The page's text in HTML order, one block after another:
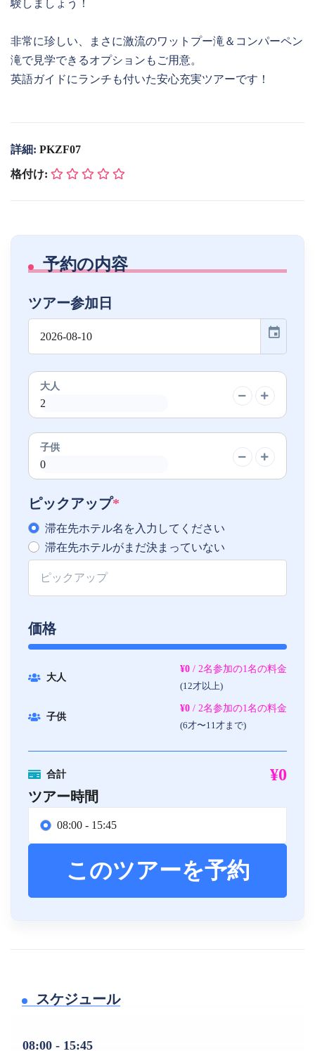
験しましょう！
非常に珍しい、まさに激流のワットプー滝＆コンパーペン
滝で見学できるオプションもご用意。
英語ガイドにランチも付いた安心充実ツアーです！
詳細: PKZF07
格付け:
予約の内容
ツアー参加日
event
大人
子供
ピックアップ*
滞在先ホテル名を入力してください
滞在先ホテルがまだ決まっていない
価格
大人
¥0 / 2名参加の1名の料金
(12才以上)
子供
¥0 / 2名参加の1名の料金
(6才〜11才まで)
合計 ¥0
ツアー時間
08:00 - 15:45
このツアーを予約
スケジュール
08:00 - 15:45